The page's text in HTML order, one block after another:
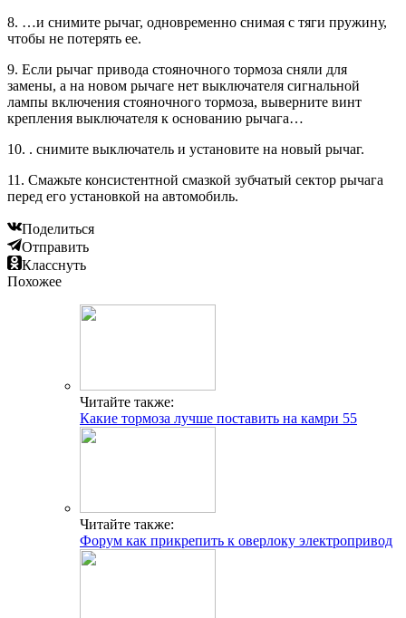
8. …и снимите рычаг, одновременно снимая с тяги пружину,
чтобы не потерять ее.
9. Если рычаг привода стояночного тормоза сняли для
замены, а на новом рычаге нет выключателя сигнальной
лампы включения стояночного тормоза, выверните винт
крепления выключателя к основанию рычага…
10. . снимите выключатель и установите на новый рычаг.
11. Смажьте консистентной смазкой зубчатый сектор рычага
перед его установкой на автомобиль.
Поделиться
Отправить
Класснуть
Похожее
Читайте также:
Какие тормоза лучше поставить на камри 55
Читайте также:
Форум как прикрепить к оверлоку электропривод